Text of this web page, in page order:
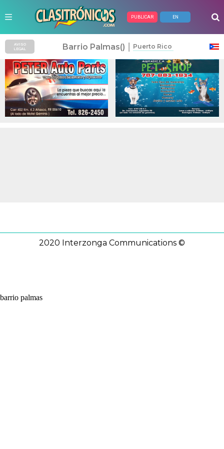
PUBLICAR EN
Anuncios Pagados
AVISO
LEGAL
Barrio Palmas() Puerto Rico
2020 Interzonga Communications ©
barrio palmas